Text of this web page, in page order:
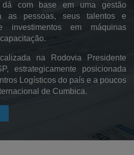
dá com base em uma gestão
as pessoas, seus talentos e
investimentos em máquinas
na Rodovia Presidente
estrategicamente posicionada
Logísticos do país e a poucos
de Cumbica.